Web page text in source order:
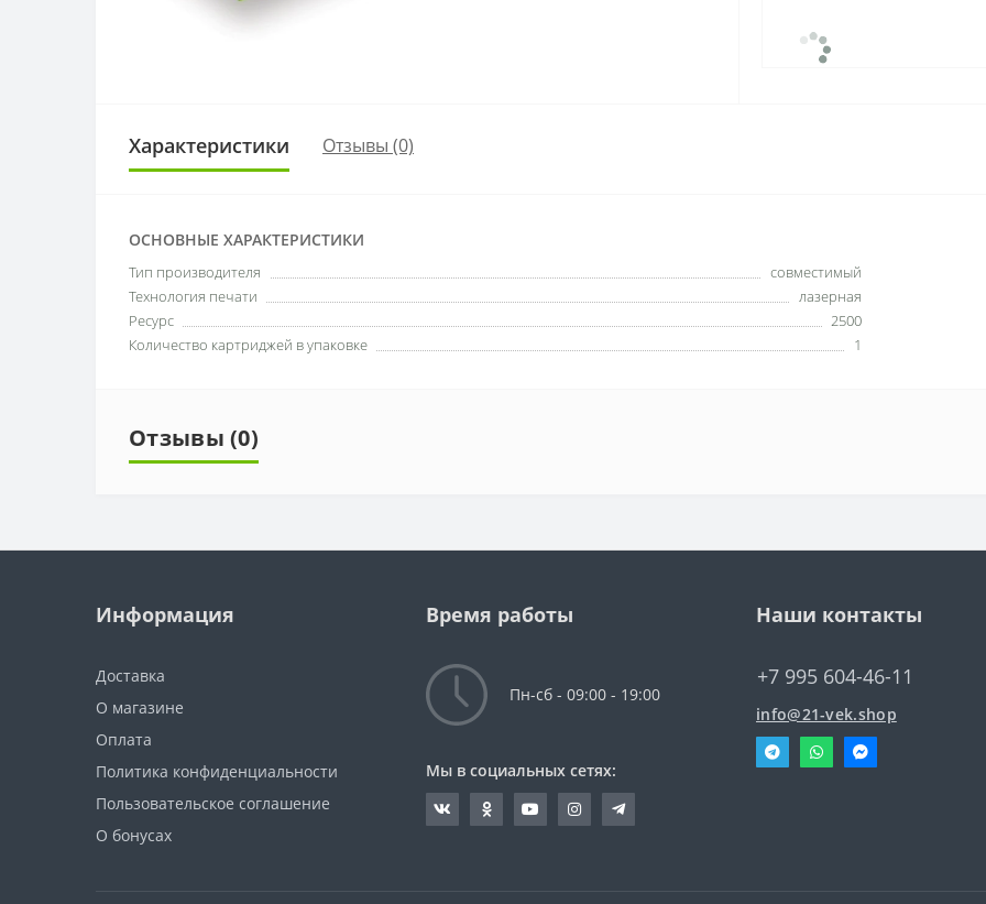
Характеристики Отзывы (0)
ОСНОВНЫЕ ХАРАКТЕРИСТИКИ
Тип производителя
совместимый
Технология печати
лазерная
Ресурс
2500
Количество картриджей в упаковке
1
Отзывы (0)
Информация
Доставка
О магазине
Оплата
Политика конфиденциальности
Пользовательское соглашение
О бонусах
Время работы
Пн-сб - 09:00 - 19:00
Мы в социальных сетях:
Наши контакты
+7 995 604-46-11
info@21-vek.shop